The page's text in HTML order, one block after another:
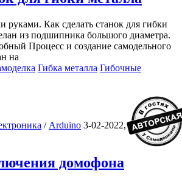
руками. Как сделать станок для гибки
из подшипника большого диаметра.
Процесс и создание самодельного
на
Гибка металла Гибочные
/ Arduino 3-02-2022, 13:10 3
домофона